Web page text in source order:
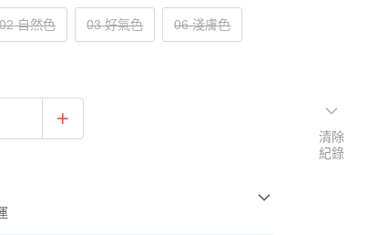
02 自然色 03 好氣色 06 淺膚色
清除
紀錄